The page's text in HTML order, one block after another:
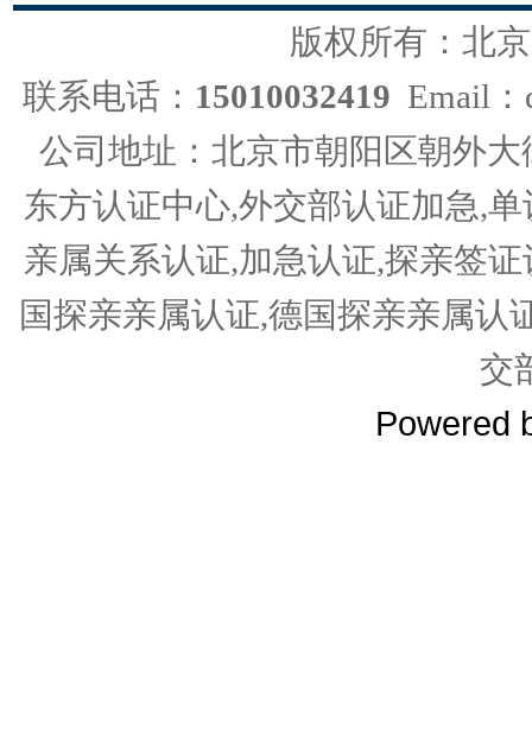
版权所有：北
联系电话： 15010032419 Email
公司地址：北京市朝阳区朝外
东方认证中心,外交部认证加急,
亲属关系认证,加急认证,探亲签
国探亲亲属认证,德国探亲亲属认
交
Powered